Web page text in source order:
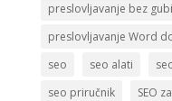
preslovljavanje bez
preslovljavanje Word
seo
seo alati
seo priručnik
SEO